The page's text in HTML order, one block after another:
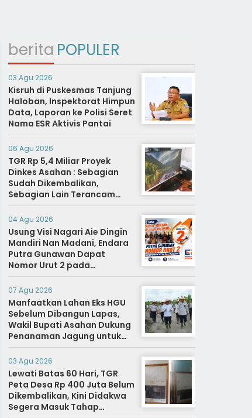
berita POPULER
03 Agu 2026
Kisruh di Puskesmas Tanjung
Haloban, Inspektorat Himpun
Data, Laporan ke Polisi Seret
Nama ESR Aktivis Pantai
06 Agu 2026
TGR Rp 5,4 Miliar Proyek
Dinkes Asahan : Sebagian
Sudah Dikembalikan,
Sebagian Lain Terancam
Sanksi Hukuman Berat
04 Agu 2026
Usung Visi Nagari Aie Dingin
Mandiri Nan Madani, Endara
Putra Gunawan Dapat
Nomor Urut 2 pada
Penetapan Calon Wali
Nagari.
07 Agu 2026
Manfaatkan Lahan Eks HGU
Sebelum Dibangun Lapas,
Wakil Bupati Asahan Dukung
Penanaman Jagung untuk
Ketahanan Pangan dan Bekal
Hidup Warga Binaan
03 Agu 2026
Lewati Batas 60 Hari, TGR
Peta Desa Rp 400 Juta Belum
Dikembalikan, Kini Didakwa
Segera Masuk Tahap